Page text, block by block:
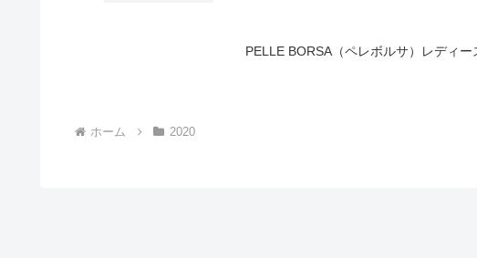
PELLE BORSA（ペレボルサ）レディー
ホーム 2020